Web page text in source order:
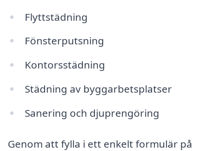
Flyttstädning
Fönsterputsning
Kontorsstädning
Städning av byggarbetsplatser
Sanering och djuprengöring
Genom att fylla i ett enkelt formulär på